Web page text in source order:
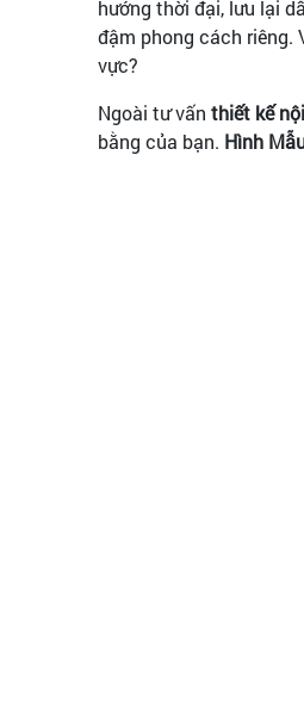
hướng thời đại, lưu lại
đậm phong cách riêng.
vực?
Ngoài tư vấn thiết kế
bằng của bạn. Hình